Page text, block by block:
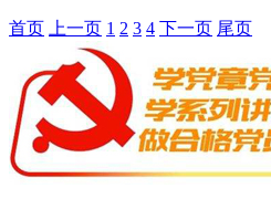
首页 上一页 1 2 3 4 下一页 尾页